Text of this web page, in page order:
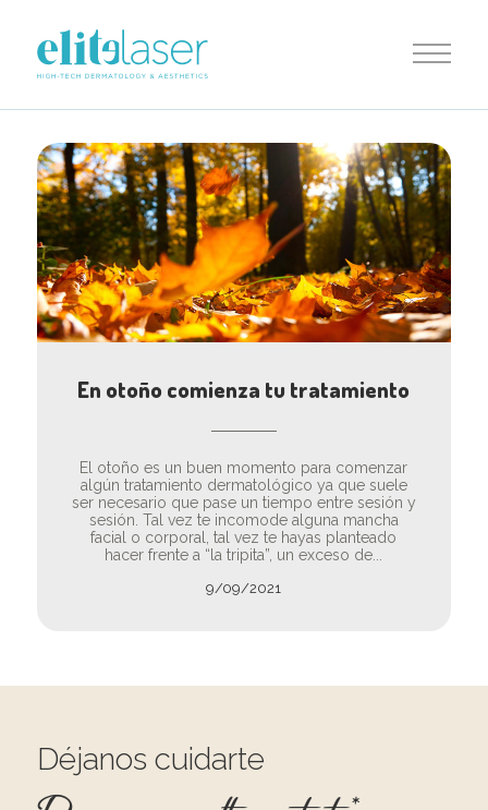
En otoño comienza tu tratamiento
El otoño es un buen momento para comenzar
algún tratamiento dermatológico ya que suele
ser necesario que pase un tiempo entre sesión y
sesión. Tal vez te incomode alguna mancha
facial o corporal, tal vez te hayas planteado
hacer frente a “la tripita”, un exceso de...
9/09/2021
Déjanos cuidarte